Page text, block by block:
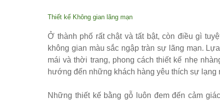
Thiết kế Không gian lãng mạn
Ở thành phố rất chật và tất bật, còn điều gì
không gian màu sắc ngập tràn sự lãng mạn.
mái và thời trang, phong cách thiết kế nhẹ
hướng đến những khách hàng yêu thích sự lạng
Những thiết kế bằng gỗ luôn đem đến cảm